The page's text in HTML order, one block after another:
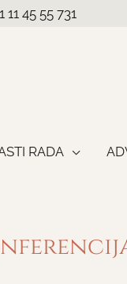
11 45 55 731
RADA